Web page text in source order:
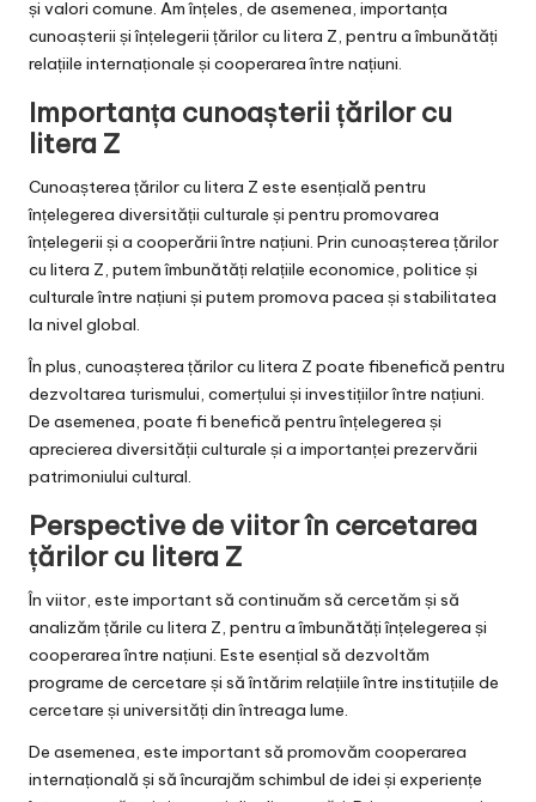
și valori comune. Am înțeles, de asemenea, importanța
cunoașterii și înțelegerii țărilor cu litera Z, pentru a îmbunătăți
relațiile internaționale și cooperarea între națiuni.
Importanța cunoașterii țărilor cu
litera Z
Cunoașterea țărilor cu litera Z este esențială pentru
înțelegerea diversității culturale și pentru promovarea
înțelegerii și a cooperării între națiuni. Prin cunoașterea țărilor
cu litera Z, putem îmbunătăți relațiile economice, politice și
culturale între națiuni și putem promova pacea și stabilitatea
la nivel global.
În plus, cunoașterea țărilor cu litera Z poate fibenefică pentru
dezvoltarea turismului, comerțului și investițiilor între națiuni.
De asemenea, poate fi benefică pentru înțelegerea și
aprecierea diversității culturale și a importanței prezervării
patrimoniului cultural.
Perspective de viitor în cercetarea
țărilor cu litera Z
În viitor, este important să continuăm să cercetăm și să
analizăm țările cu litera Z, pentru a îmbunătăți înțelegerea și
cooperarea între națiuni. Este esențial să dezvoltăm
programe de cercetare și să întărim relațiile între instituțiile de
cercetare și universități din întreaga lume.
De asemenea, este important să promovăm cooperarea
internațională și să încurajăm schimbul de idei și experiențe